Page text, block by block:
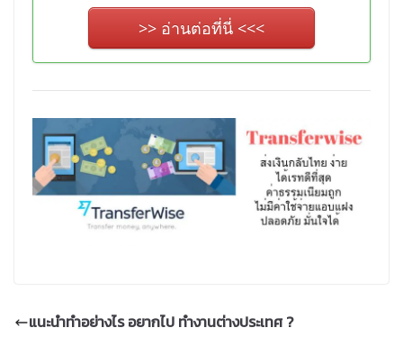
>> อ่านต่อที่นี่ <<<
แนะนำทำอย่างไร อยากไป ทำงานต่างประเทศ ?